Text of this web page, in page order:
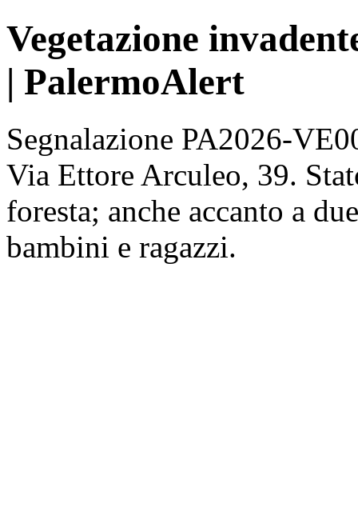
Vegetazione
| PalermoAlert
Segnalazione PA2026-
Via Ettore Arculeo, 39.
foresta; anche accanto a
bambini e ragazzi.